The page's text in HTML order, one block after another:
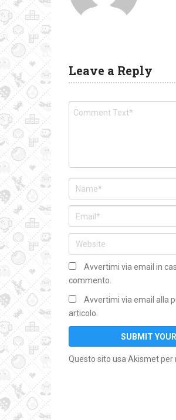
Leave a Reply
Avvertimi via email in
commento.
Avvertimi via email alla
articolo.
Questo sito usa Akismet per